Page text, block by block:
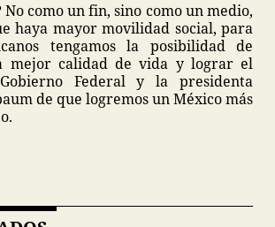
No como un fin, sino como un medio,
haya mayor movilidad social, para
tengamos la posibilidad de
mejor calidad de vida y lograr el
Federal y la presidenta
de que logremos un México más